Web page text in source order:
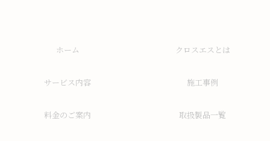
ホーム クロスエスとは
サービス内容 施工事例
料金のご案内 取扱製品一覧